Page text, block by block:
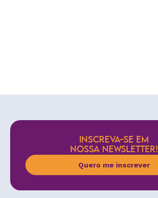
INSCREVA-SE EM
NOSSA NEWSLETTER!
Quero me inscrever